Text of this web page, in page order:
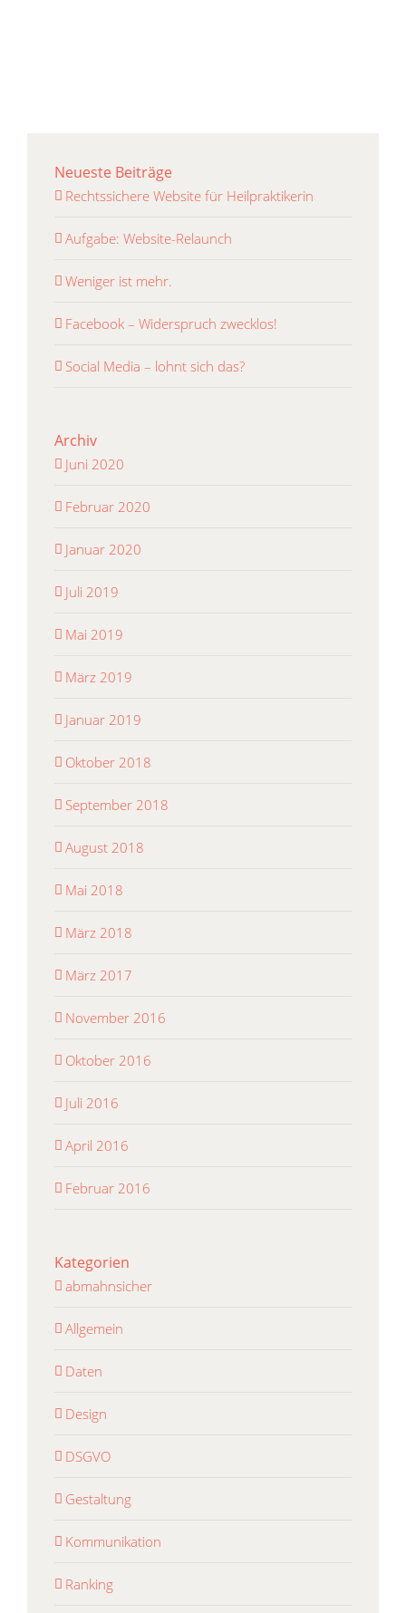
Neueste Beiträge
Rechtssichere Website für Heilpraktikerin
Aufgabe: Website-Relaunch
Weniger ist mehr.
Facebook – Widerspruch zwecklos!
Social Media – lohnt sich das?
Archiv
Juni 2020
Februar 2020
Januar 2020
Juli 2019
Mai 2019
März 2019
Januar 2019
Oktober 2018
September 2018
August 2018
Mai 2018
März 2018
März 2017
November 2016
Oktober 2016
Juli 2016
April 2016
Februar 2016
Kategorien
abmahnsicher
Allgemein
Daten
Design
DSGVO
Gestaltung
Kommunikation
Ranking